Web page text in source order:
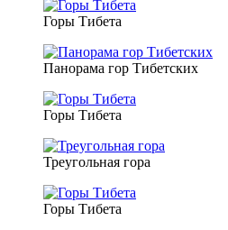
Горы Тибета
Панорама гор Тибетских
Горы Тибета
Треугольная гора
Горы Тибета